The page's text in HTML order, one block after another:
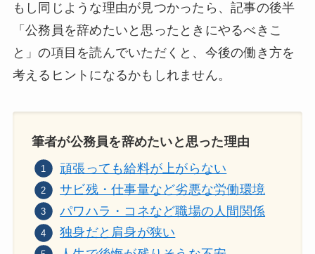
もし同じような理由が見つかったら、記事の後半
「公務員を辞めたいと思ったときにやるべきこ
と」の項目を読んでいただくと、今後の働き方を
考えるヒントになるかもしれません。
筆者が公務員を辞めたいと思った理由
頑張っても給料が上がらない
サビ残・仕事量など劣悪な労働環境
パワハラ・コネなど職場の人間関係
独身だと肩身が狭い